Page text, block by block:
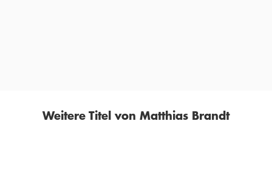
Weitere Titel von Matthias Brandt